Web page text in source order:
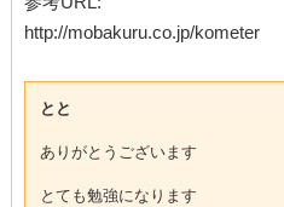
http://mobakuru.co.jp/kometer
とと
ありがとうございます
とても勉強になります